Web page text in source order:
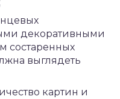
декоративными
состаренных
выглядеть
картин и